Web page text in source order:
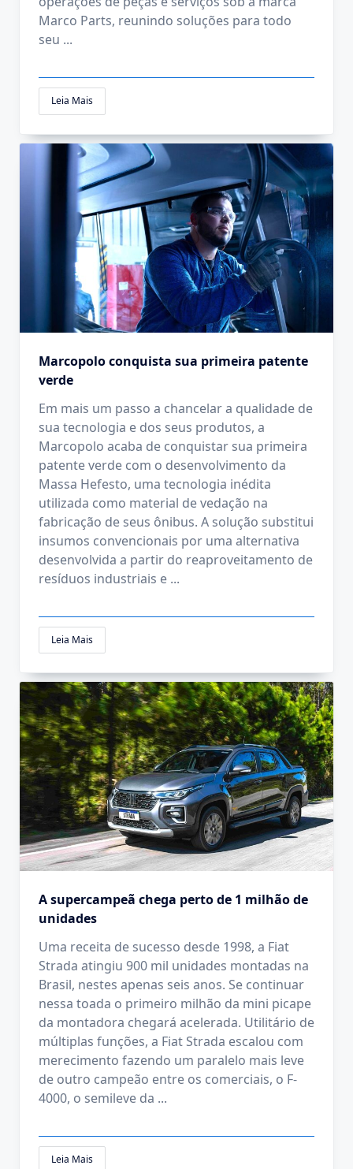
Marco Parts, reunindo soluções para todo
seu ...
Leia Mais
Marcopolo conquista sua primeira patente
verde
Em mais um passo a chancelar a qualidade de
sua tecnologia e dos seus produtos, a
Marcopolo acaba de conquistar sua primeira
patente verde com o desenvolvimento da
Massa Hefesto, uma tecnologia inédita
utilizada como material de vedação na
fabricação de seus ônibus. A solução substitui
insumos convencionais por uma alternativa
desenvolvida a partir do reaproveitamento de
resíduos industriais e ...
Leia Mais
A supercampeã chega perto de 1 milhão de
unidades
Uma receita de sucesso desde 1998, a Fiat
Strada atingiu 900 mil unidades montadas na
Brasil, nestes apenas seis anos. Se continuar
nessa toada o primeiro milhão da mini picape
da montadora chegará acelerada. Utilitário de
múltiplas funções, a Fiat Strada escalou com
merecimento fazendo um paralelo mais leve
de outro campeão entre os comerciais, o F-
4000, o semileve da ...
Leia Mais